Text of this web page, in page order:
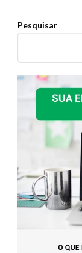
Pesquisar